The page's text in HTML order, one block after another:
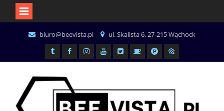
biuro@beevista.pl ul. Skalista 6, 27-215 Wąchock
TiktokFacebookInstagram
Youtube
x.comBuyCoffee
Patronite
Miody